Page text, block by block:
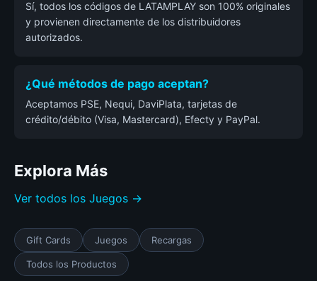
Sí, todos los códigos de LATAMPLAY son 100% originales
y provienen directamente de los distribuidores
autorizados.
¿Qué métodos de pago aceptan?
Aceptamos PSE, Nequi, DaviPlata, tarjetas de
crédito/débito (Visa, Mastercard), Efecty y PayPal.
Explora Más
Ver todos los Juegos →
Gift Cards Juegos Recargas
Todos los Productos